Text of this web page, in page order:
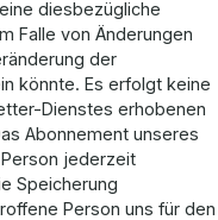
diesbezügliche
Falle von Änderungen
der
könnte. Es erfolgt keine
Dienstes erhobenen
Abonnement unseres
jederzeit
Speicherung
Person uns für den